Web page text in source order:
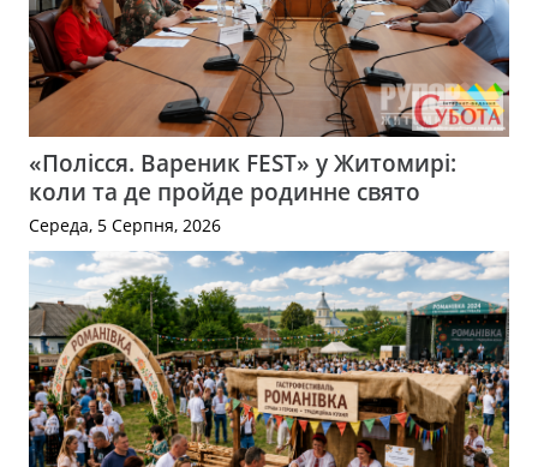
«Полісся. Вареник FEST» у Житомирі:
коли та де пройде родинне свято
Середа, 5 Серпня, 2026